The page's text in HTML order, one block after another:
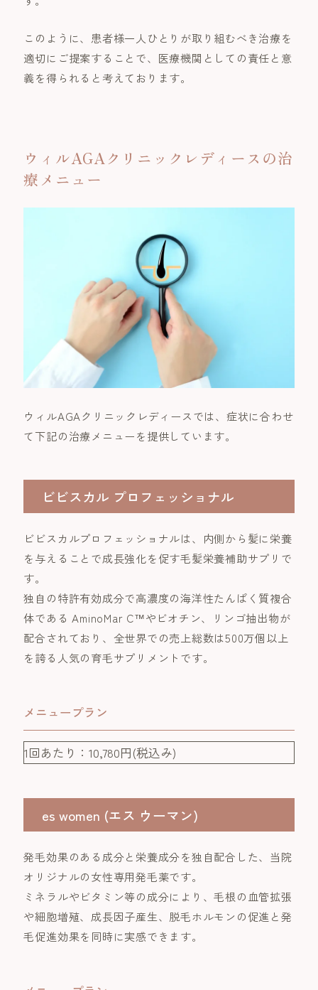
このように、患者様一人ひとりが取り組むべき治療を
適切にご提案することで、医療機関としての責任と意
義を得られると考えております。
ウィルAGAクリニックレディースの治
療メニュー
ウィルAGAクリニックレディースでは、症状に合わせ
て下記の治療メニューを提供しています。
ビビスカル プロフェッショナル
ビビスカルプロフェッショナルは、内側から髪に栄養
を与えることで成長強化を促す毛髪栄養補助サプリで
す。
独自の特許有効成分で高濃度の海洋性たんぱく質複合
体である AminoMar C™やビオチン、リンゴ抽出物が
配合されており、全世界での売上総数は500万個以上
を誇る人気の育毛サプリメントです。
メニュープラン
1回あたり：10,780円(税込み)
es women (エス ウーマン)
発毛効果のある成分と栄養成分を独自配合した、当院
オリジナルの女性専用発毛薬です。
ミネラルやビタミン等の成分により、毛根の血管拡張
や細胞増殖、成長因子産生、脱毛ホルモンの促進と発
毛促進効果を同時に実感できます。